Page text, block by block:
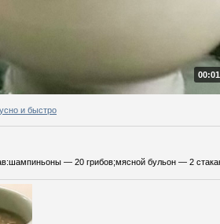
и быстро
— 20 грибов;мясной бульон — 2